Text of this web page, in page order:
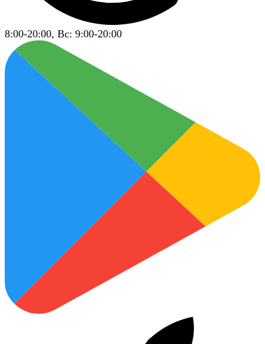
8:00-20:00, Вс: 9:00-20:00